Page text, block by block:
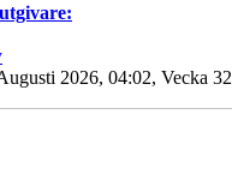
2026, 04:02, Vecka 32